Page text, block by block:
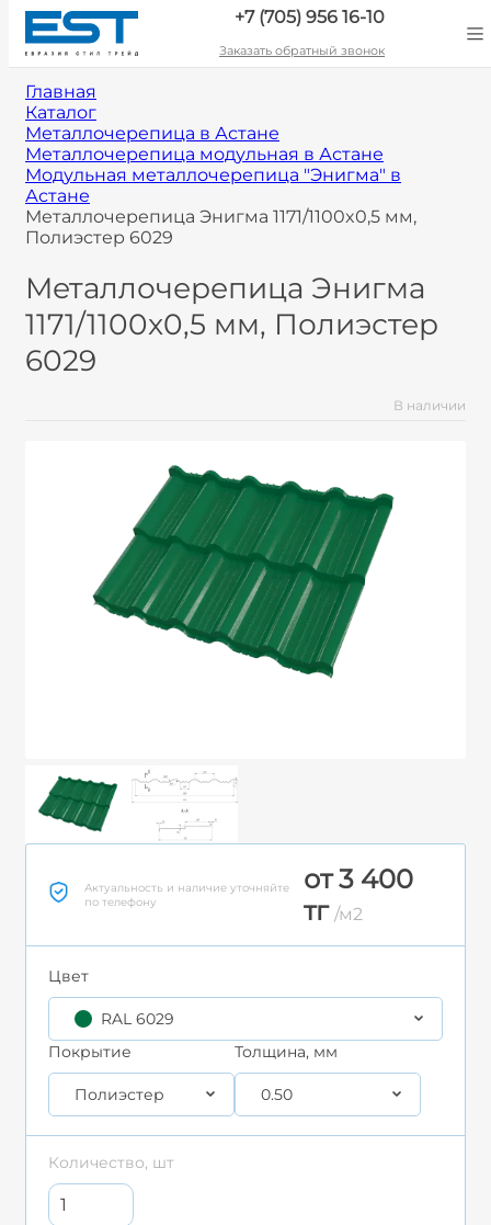
+7 (705) 956 16-10
Заказать обратный звонок
Главная
Каталог
Металлочерепица в Астане
Металлочерепица модульная в Астане
Модульная металлочерепица "Энигма" в
Астане
Металлочерепица Энигма 1171/1100x0,5 мм,
Полиэстер 6029
Металлочерепица Энигма
1171/1100x0,5 мм, Полиэстер
6029
В наличии
Актуальность и наличие уточняйте
по телефону
от 3 400
тг/м2
Цвет
RAL 6029
Покрытие
Полиэстер
Толщина, мм
0.50
Количество, шт